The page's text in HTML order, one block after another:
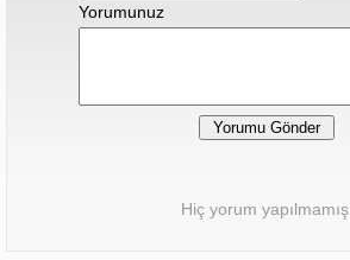
Yorumunuz
Hiç yorum yapılmamış.